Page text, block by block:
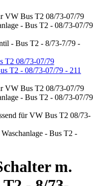
- Bus T2 - 8/73-7/79 -
m.